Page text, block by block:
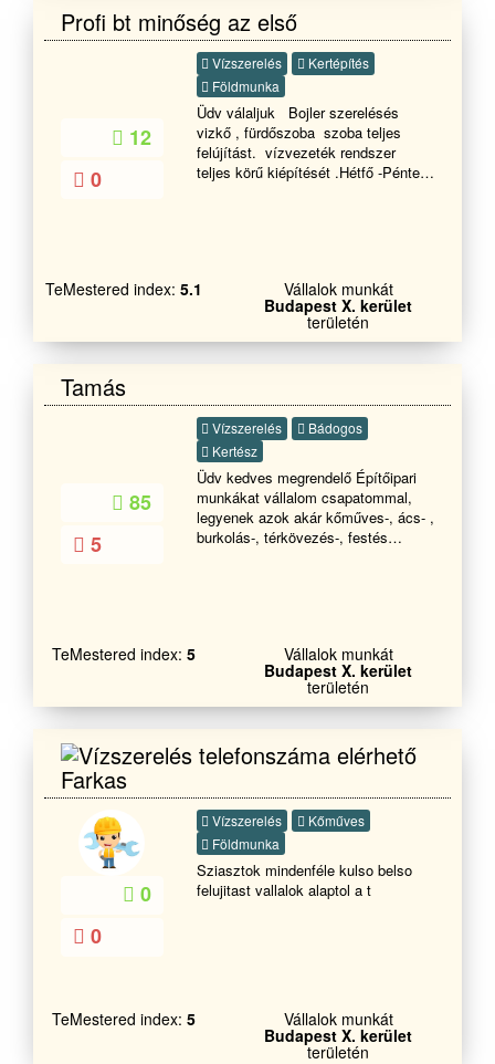
kapcsolatot, ha szobafestésre,
gipszkartonszerelésre , teljeskörű
lakásfelújításra van szüksége!
Üdvözlettel Tóth Csaba
Profi bt minőség az első
12
0
Vízszerelés
Kertépítés
Földmunka
Üdv válaljuk Bojler szerelésés
vizkő , fürdőszoba szoba teljes
felújítást. vízvezeték rendszer
teljes körű kiépítését .Hétfő -Péntek
TeMestered index: 5.1 Vállalok munkát
Budapest X. kerület
területén
Tamás
85
5
Vízszerelés
Bádogos
Kertész
Üdv kedves megrendelő Építőipari
munkákat vállalom csapatommal,
legyenek azok akár kőműves-, ács- ,
burkolás-, térkövezés-, festés
TeMestered index: 5 Vállalok munkát
Budapest X. kerület
területén
Farkas
0
0
Vízszerelés
Kőműves
Földmunka
Sziasztok mindenféle kulso belso
felujitast vallalok alaptol a t
TeMestered index: 5 Vállalok munkát
Budapest X. kerület
területén